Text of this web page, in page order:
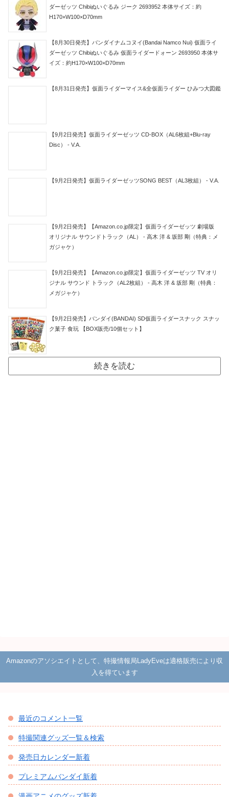
ダーゼッツ Chibiぬいぐるみ ジーク 2693952 本体サイズ：約
H170×W100×D70mm
【8月30日発売】バンダイナムコヌイ(Bandai Namco Nui) 仮面ライ
ダーゼッツ Chibiぬいぐるみ 仮面ライダードォーン 2693950 本体サ
イズ：約H170×W100×D70mm
【8月31日発売】仮面ライダーマイス&全仮面ライダー ひみつ大図鑑
【9月2日発売】仮面ライダーゼッツ CD-BOX（AL6枚組+Blu-ray
Disc） - V.A.
【9月2日発売】仮面ライダーゼッツSONG BEST（AL3枚組） - V.A.
【9月2日発売】【Amazon.co.jp限定】仮面ライダーゼッツ 劇場版
オリジナル サウンドトラック（AL） - 高木 洋 & 坂部 剛（特典：メ
ガジャケ）
【9月2日発売】【Amazon.co.jp限定】仮面ライダーゼッツ TV オリ
ジナル サウンド トラック（AL2枚組） - 高木 洋 & 坂部 剛（特典：
メガジャケ）
【9月2日発売】バンダイ(BANDAI) SD仮面ライダースナック スナッ
ク菓子 食玩 【BOX販売/10個セット】
続きを読む
Amazonのアソシエイトとして、特撮情報局LadyEveは適格販売により収
入を得ています
最近のコメント一覧
特撮関連グッズ一覧＆検索
発売日カレンダー新着
プレミアムバンダイ新着